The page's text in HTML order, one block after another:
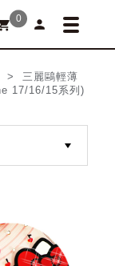
0 person
三麗鷗輕薄
17/16/15系列)